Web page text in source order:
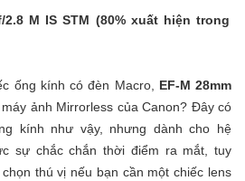
2.8 M IS STM (80% xuất hiện trong
ống kính có đèn Macro, EF-M 28mm
ảnh Mirrorless của Canon? Đây có
kính như vậy, nhưng dành cho hệ
sự chắc chắn thời điểm ra mắt, tuy
thú vị nếu bạn cần một chiếc lens